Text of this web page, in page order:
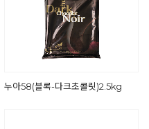
누아58(블록-다크초콜릿)2.5kg